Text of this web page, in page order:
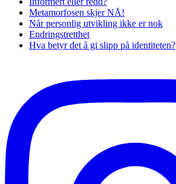
Metamorfosen skjer NÅ!
Når personlig utvikling ikke er nok
Endringstretthet
Hva betyr det å gi slipp på identiteten?